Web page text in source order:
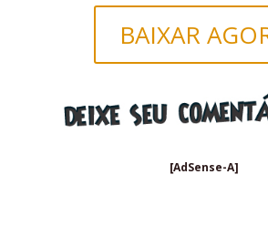
BAIXAR
[AdSense-A]